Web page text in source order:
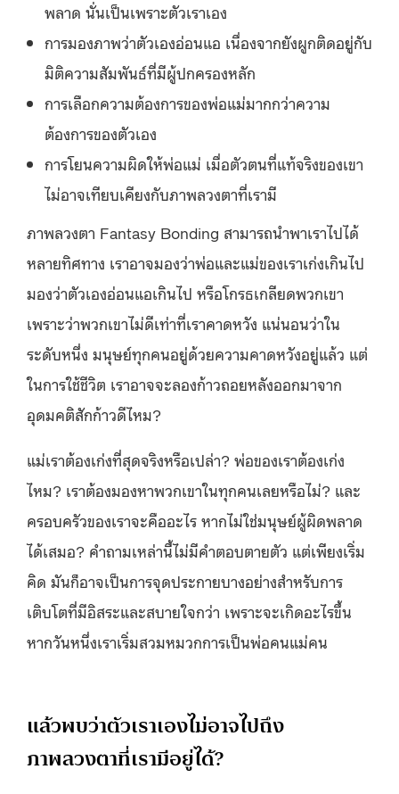
พลาด นั่นเป็นเพราะตัวเราเอง
การมองภาพว่าตัวเองอ่อนแอ เนื่องจากยังผูกติดอยู่กับ
มิติความสัมพันธ์ที่มีผู้ปกครองหลัก
การเลือกความต้องการของพ่อแม่มากกว่าความ
ต้องการของตัวเอง
การโยนความผิดให้พ่อแม่ เมื่อตัวตนที่แท้จริงของเขา
ไม่อาจเทียบเคียงกับภาพลวงตาที่เรามี
ภาพลวงตา Fantasy Bonding สามารถนำพาเราไปได้
หลายทิศทาง เราอาจมองว่าพ่อและแม่ของเราเก่งเกินไป
มองว่าตัวเองอ่อนแอเกินไป หรือโกรธเกลียดพวกเขา
เพราะว่าพวกเขาไม่ดีเท่าที่เราคาดหวัง แน่นอนว่าใน
ระดับหนึ่ง มนุษย์ทุกคนอยู่ด้วยความคาดหวังอยู่แล้ว แต่
ในการใช้ชีวิต เราอาจจะลองก้าวถอยหลังออกมาจาก
อุดมคติสักก้าวดีไหม?
แม่เราต้องเก่งที่สุดจริงหรือเปล่า? พ่อของเราต้องเก่ง
ไหม? เราต้องมองหาพวกเขาในทุกคนเลยหรือไม่? และ
ครอบครัวของเราจะคืออะไร หากไม่ใช่มนุษย์ผู้ผิดพลาด
ได้เสมอ? คำถามเหล่านี้ไม่มีคำตอบตายตัว แต่เพียงเริ่ม
คิด มันก็อาจเป็นการจุดประกายบางอย่างสำหรับการ
เติบโตที่มีอิสระและสบายใจกว่า เพราะจะเกิดอะไรขึ้น
หากวันหนึ่งเราเริ่มสวมหมวกการเป็นพ่อคนแม่คน
แล้วพบว่าตัวเราเองไม่อาจไปถึง
ภาพลวงตาที่เรามีอยู่ได้?